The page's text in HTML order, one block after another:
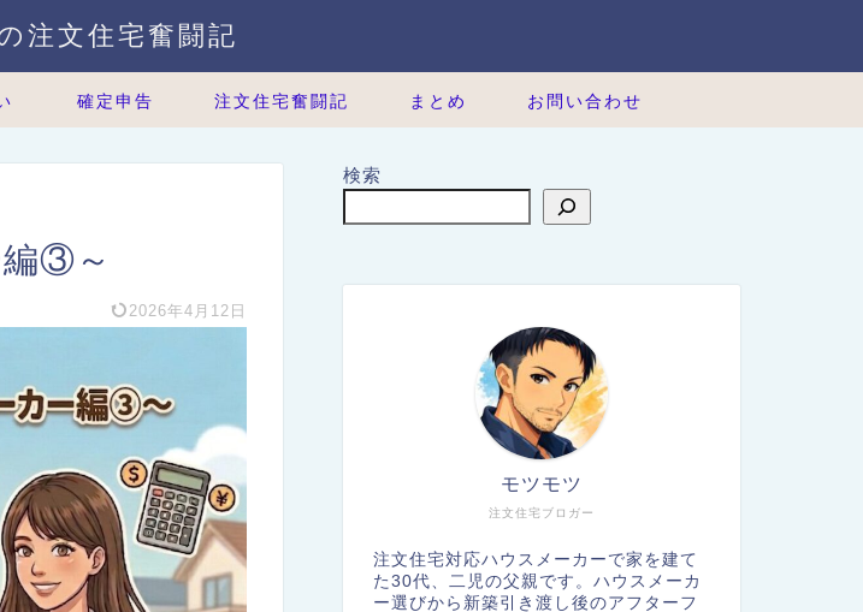
注文住宅奮闘記
確定申告 注文住宅奮闘記 まとめ お問い合わせ
編③～
2026年4月12日
検索
注文住宅ブロガー
モツモツ
注文住宅対応ハウスメーカーで家を建て
た30代、二児の父親です。ハウスメーカ
ー選びから新築引き渡し後のアフターフ